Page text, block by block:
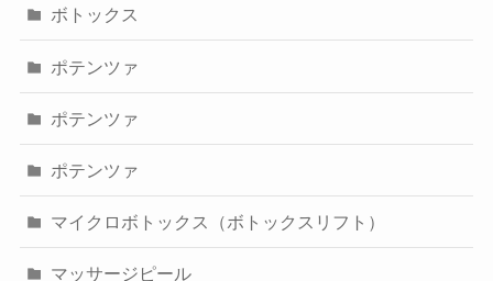
ボトックス
ポテンツァ
ポテンツァ
ポテンツァ
マイクロボトックス（ボトックスリフト）
マッサージピール